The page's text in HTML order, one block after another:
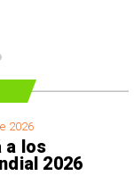
2026
a los
2026